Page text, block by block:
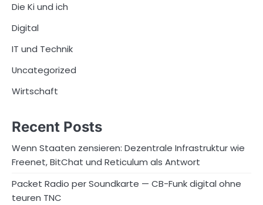
Die Ki und ich
Digital
IT und Technik
Uncategorized
Wirtschaft
Recent Posts
Wenn Staaten zensieren: Dezentrale Infrastruktur wie
Freenet, BitChat und Reticulum als Antwort
Packet Radio per Soundkarte — CB-Funk digital ohne
teuren TNC